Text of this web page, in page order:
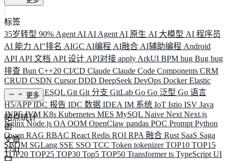
标签
35岁转型 90% Agent AI AI Agent AI 原生 AI 大模型 AI 程序员
AI 能力 AI"排名 AIGC AI编程 AI融合 AI辅助编程 Android
API API 文档 API 设计 API对接 apply ArkUI BPM bug Bug bug
排查 Bun C++20 CI/CD Claude Claude Code Components CRM
CRUD CSDN CursorDDD DeepSeek DevOps DockerElastic
ELK ElysiaESQL Git Git 分支 GitLab Go Go 泛型 Go 语言
H5/APPIDC 报告 IDC 数据 IDEA IM 系统 IoT Istio ISV Java
JNPFJVM K8s Kubernetes MES MySQL Naive Next Next.js
NginxNode.js OA OOM OpenClaw pandas POC Prompt Python
Qwen RAG RBAC React Redis ROI RPA 融合 Rust SaaS Saga
SBOM SGLang SSE SSO TCC Token tokenizerTOP10 TOP15
TOP20 TOP25 TOP30 Top5 TOP50 Transformerts TypeScript UI
更多
站点统计
文章
1741